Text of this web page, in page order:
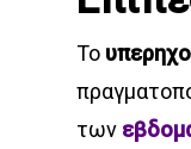
Το
των